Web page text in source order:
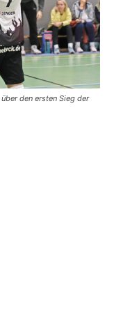
den ersten Sieg der